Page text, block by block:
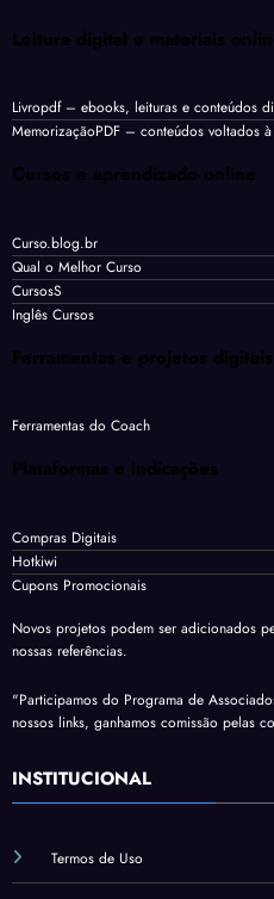
Leitura digital e materiais
Livropdf– ebooks, leituras e conteúdos
MemorizaçãoPDF – conteúdos voltados
Cursos e aprendizado online
Curso.blog.br
Qual o Melhor Curso
CursosS
Inglês Cursos
Ferramentas e projetos digitais
Ferramentas do Coach
Plataformas e indicações
Compras Digitais
Hotkiwi
Cupons Promocionais
Novos projetos podem ser adicionados
nossas referências.
"Participamos do Programa de
nossos links, ganhamos comissão pelas
INSTITUCIONAL
Termos de Uso